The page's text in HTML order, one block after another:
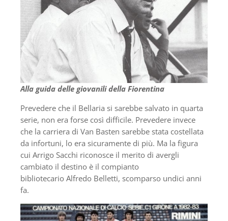
Alla guida delle giovanili della Fiorentina
Prevedere che il Bellaria si sarebbe salvato in quarta
serie, non era forse così difficile. Prevedere invece
che la carriera di Van Basten sarebbe stata costellata
da infortuni, lo era sicuramente di più. Ma la figura
cui Arrigo Sacchi riconosce il merito di avergli
cambiato il destino è il compianto
bibliotecario Alfredo Belletti, scomparso undici anni
fa.